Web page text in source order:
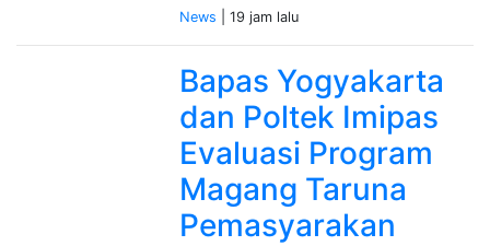
News | 19 jam lalu
Bapas Yogyakarta
dan Poltek Imipas
Evaluasi Program
Magang Taruna
Pemasyarakan